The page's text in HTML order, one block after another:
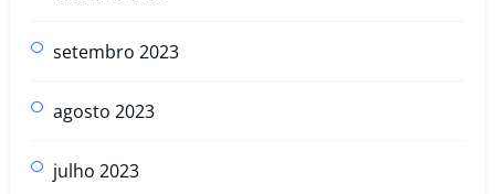
setembro 2023
agosto 2023
julho 2023